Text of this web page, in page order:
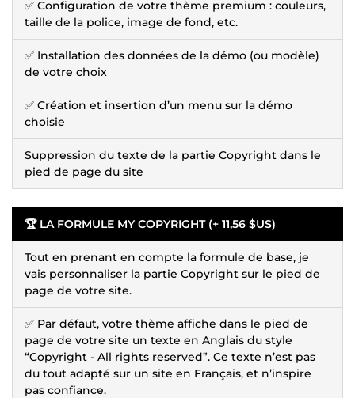
✅ Configuration de votre thème premium : couleurs,
taille de la police, image de fond, etc.
✅ Installation des données de la démo (ou modèle)
de votre choix
✅ Création et insertion d’un menu sur la démo
choisie
Suppression du texte de la partie Copyright dans le
pied de page du site
🏆 LA FORMULE MY COPYRIGHT (+ 11,56 $US)
Tout en prenant en compte la formule de base, je
vais personnaliser la partie Copyright sur le pied de
page de votre site.
✅ Par défaut, votre thème affiche dans le pied de
page de votre site un texte en Anglais du style
“Copyright - All rights reserved”. Ce texte n’est pas
du tout adapté sur un site en Français, et n’inspire
pas confiance.